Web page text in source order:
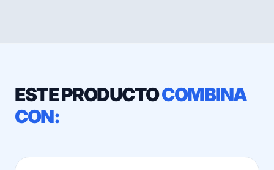
ESTE PRODUCTOCOMBINA
CON: